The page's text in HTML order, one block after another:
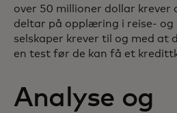
over 50 millioner dollar krever
deltar på opplæring i reise- og
selskaper krever til og med at
en test før de kan få et
Analyse og